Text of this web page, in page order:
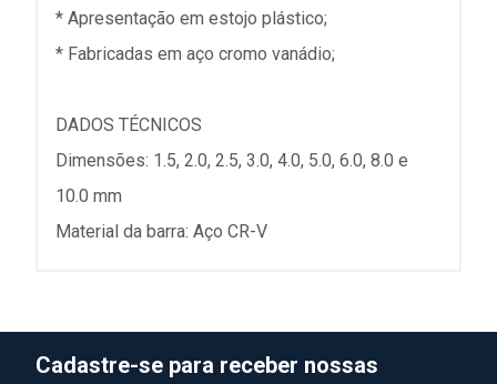
* Apresentação em estojo plástico;
* Fabricadas em aço cromo vanádio;
DADOS TÉCNICOS
Dimensões: 1.5, 2.0, 2.5, 3.0, 4.0, 5.0, 6.0, 8.0 e
10.0 mm
Material da barra: Aço CR-V
Cadastre-se para receber nossas